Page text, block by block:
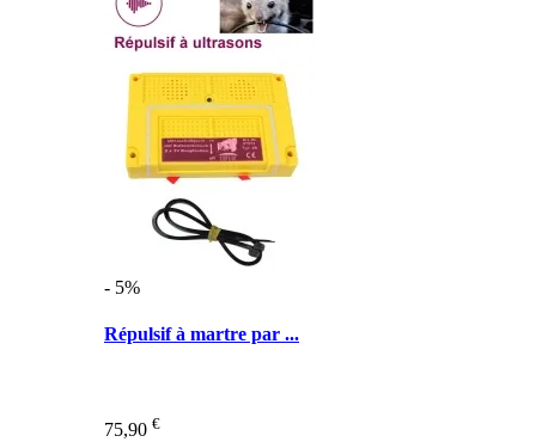
- 5%
Répulsif à martre par ...
75,90 €